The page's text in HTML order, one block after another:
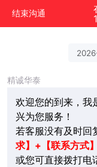
结束沟通
精诚华泰
欢迎您的到来，我
兴为您服务！
若客服没有及时回
求】+【联系方式】
或您可直接拨打电